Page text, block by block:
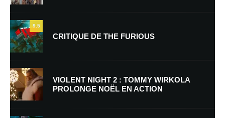
Nom*
E-mail *
9.5
CRITIQUE DE THE FURIOUS
VIOLENT NIGHT 2 : TOMMY WIRKOLA
PROLONGE NOËL EN ACTION